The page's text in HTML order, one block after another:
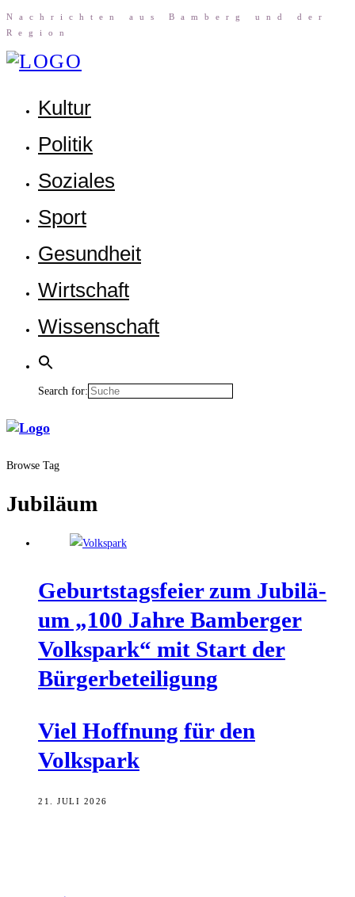
Nach­rich­ten aus Bam­berg und der
Region
Kul­tur
Poli­tik
Sozia­les
Sport
Gesund­heit
Wirt­schaft
Wis­sen­schaft
Search for:
Browse Tag
Jubiläum
Geburts­tags­fei­er zum Jubi­lä­
um „100 Jah­re Bam­ber­ger
Volks­park“ mit Start der
Bürgerbeteiligung
Viel Hoff­nung für den
Volkspark
21. JULI 2026